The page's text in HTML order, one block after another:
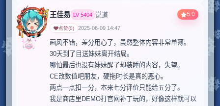
5.0
王佳易 LV5404 说道
点赞(0) 2025-06-09 14:47
画风不错，差分用心了，虽然整体内容非常单薄。
30天到了目送妹妹离开结局。
哪怕最后也没有妹妹醒了却装睡的内容，失望。
CE改数值吧朋友，硬拖时长是真的恶心。
两点一点扣一分，本来七分评价只能给五分了。
我是商店里DEMO打官网补丁玩的，好像这样就可以